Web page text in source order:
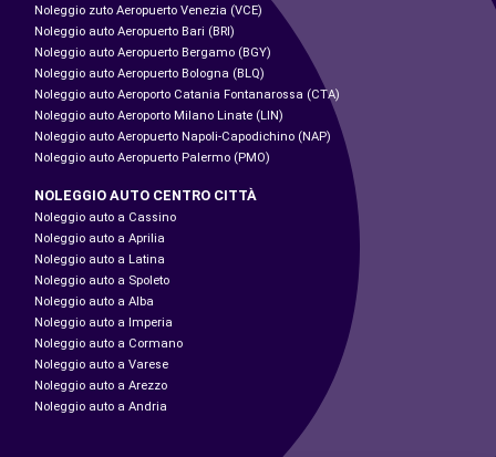
Noleggio zuto Aeropuerto Venezia (VCE)
Noleggio auto Aeropuerto Bari (BRI)
Noleggio auto Aeropuerto Bergamo (BGY)
Noleggio auto Aeropuerto Bologna (BLQ)
Noleggio auto Aeroporto Catania Fontanarossa (CTA)
Noleggio auto Aeroporto Milano Linate (LIN)
Noleggio auto Aeropuerto Napoli-Capodichino (NAP)
Noleggio auto Aeropuerto Palermo (PMO)
NOLEGGIO AUTO CENTRO CITTÀ
Noleggio auto a Cassino
Noleggio auto a Aprilia
Noleggio auto a Latina
Noleggio auto a Spoleto
Noleggio auto a Alba
Noleggio auto a Imperia
Noleggio auto a Cormano
Noleggio auto a Varese
Noleggio auto a Arezzo
Noleggio auto a Andria